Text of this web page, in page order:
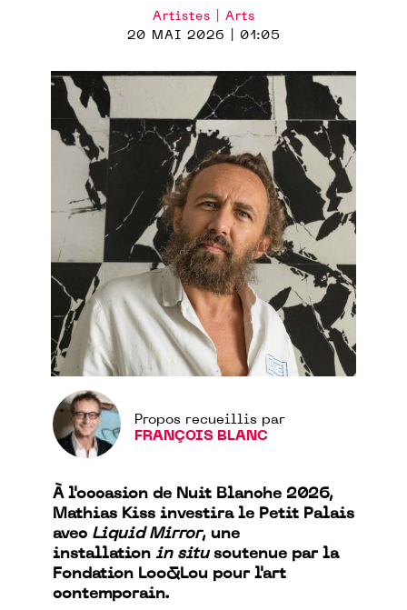
Artistes | Arts
20 MAI 2026 | 01:05
Propos recueillis par
FRANÇOIS BLANC
À l'occasion de Nuit Blanche 2026,
Mathias Kiss investira le Petit Palais
avec Liquid Mirror, une
installation in situsoutenue par la
Fondation Loo&Lou pour l'art
contemporain.